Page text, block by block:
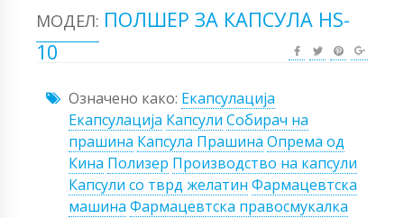
МОДЕЛ: ПОЛШЕР ЗА КАПСУЛА HS-
10
Означено како: Екапсулација
Екапсулација Капсули Собирач на
прашина Капсула Прашина Опрема од
Кина Полизер Производство на капсули
Капсули со тврд желатин Фармацевтска
машина Фармацевтска правосмукалка